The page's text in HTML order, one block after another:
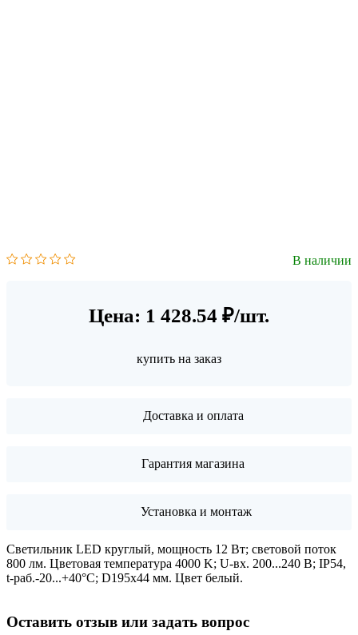
В наличии
Цена: 1 428.54 ₽/шт.
купить на заказ
Доставка и оплата
Гарантия магазина
Установка и монтаж
Светильник LED круглый, мощность 12 Вт; световой поток
800 лм. Цветовая температура 4000 K; U-вх. 200...240 В; IP54,
t-раб.-20...+40°C; D195х44 мм. Цвет белый.
Оставить отзыв или задать вопрос